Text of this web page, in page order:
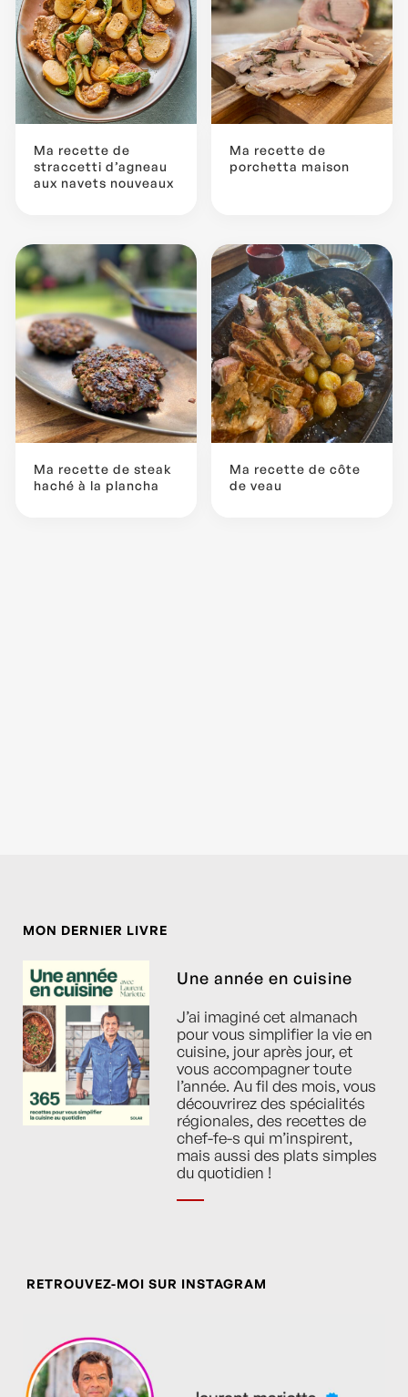
Ma recette de
straccetti d’agneau
aux navets nouveaux
Ma recette de
porchetta maison
Ma recette de steak
haché à la plancha
Ma recette de côte
de veau
MON DERNIER LIVRE
Une année en cuisine
J’ai imaginé cet almanach
pour vous simplifier la vie en
cuisine, jour après jour, et
vous accompagner toute
l’année. Au fil des mois, vous
découvrirez des spécialités
régionales, des recettes de
chef-fe-s qui m’inspirent,
mais aussi des plats simples
du quotidien !
RETROUVEZ-MOI SUR INSTAGRAM